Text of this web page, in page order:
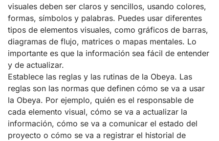
visuales deben ser claros y sencillos, usando colores,
formas, símbolos y palabras. Puedes usar diferentes
tipos de elementos visuales, como gráficos de barras,
diagramas de flujo, matrices o mapas mentales. Lo
importante es que la información sea fácil de entender
y de actualizar.
Establece las reglas y las rutinas de la Obeya. Las
reglas son las normas que definen cómo se va a usar
la Obeya. Por ejemplo, quién es el responsable de
cada elemento visual, cómo se va a actualizar la
información, cómo se va a comunicar el estado del
proyecto o cómo se va a registrar el historial de